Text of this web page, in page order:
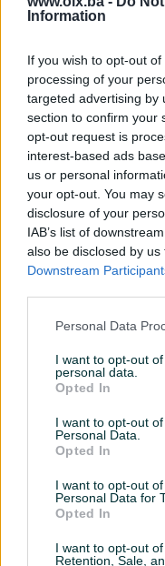
Information
If you wish to opt-out
processing of your
targeted advertising by
section to confirm your
opt-out request is
interest-based ads
us or personal
your opt-out. You may
disclosure of your
IAB’s list of
also be disclosed by
Downstream
Personal Data
I want to opt-out
personal data.
Opted In
I want to opt-out
Personal Data.
Opted In
I want to opt-out
Personal Data for
Opted In
I want to opt-out
Retention, Sale,
od 450 KM sa
prije dan
Izdvojeno
AKCIJA Kuhinje, plakari,
ormari i komode po
prije 2 dana
Kuhinje po mjeri
prije 5 dana